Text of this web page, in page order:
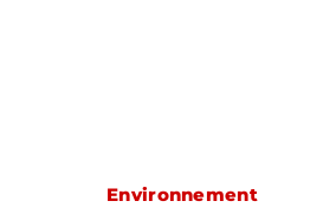
Environnement